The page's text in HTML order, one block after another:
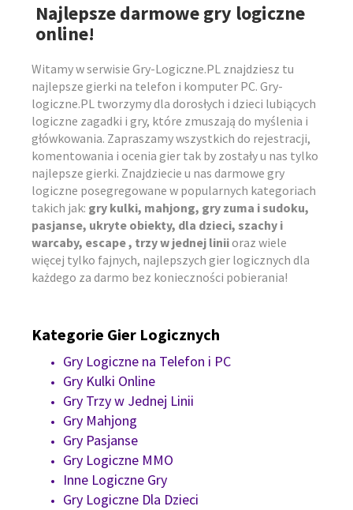
Najlepsze darmowe gry logiczne
online!
Witamy w serwisie Gry-Logiczne.PL znajdziesz tu
najlepsze gierki na telefon i komputer PC. Gry-
logiczne.PL tworzymy dla dorosłych i dzieci lubiących
logiczne zagadki i gry, które zmuszają do myślenia i
główkowania. Zapraszamy wszystkich do rejestracji,
komentowania i ocenia gier tak by zostały u nas tylko
najlepsze gierki. Znajdziecie u nas darmowe gry
logiczne posegregowane w popularnych kategoriach
takich jak: gry kulki, mahjong, gry zuma i sudoku,
pasjanse, ukryte obiekty, dla dzieci, szachy i
warcaby, escape , trzy w jednej liniioraz wiele
więcej tylko fajnych, najlepszych gier logicznych dla
każdego za darmo bez konieczności pobierania!
Kategorie Gier Logicznych
Gry Logiczne na Telefon i PC
Gry Kulki Online
Gry Trzy w Jednej Linii
Gry Mahjong
Gry Pasjanse
Gry Logiczne MMO
Inne Logiczne Gry
Gry Logiczne Dla Dzieci